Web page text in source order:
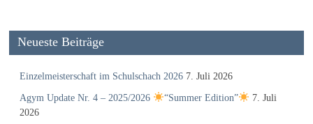
Neueste Beiträge
Einzelmeisterschaft im Schulschach 2026 7. Juli 2026
Agym Update Nr. 4 – 2025/2026 “Summer Edition”
7. Juli
2026